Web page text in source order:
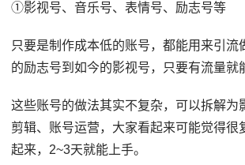
①影视号、音乐号、表情号、励志号等
只要是制作成本低的账号，都能用来引流
的励志号到如今的影视号，只要有流量就
这些账号的做法其实不复杂，可以拆解为
剪辑、账号运营，大家看起来可能觉得很
起来，2~3天就能上手。